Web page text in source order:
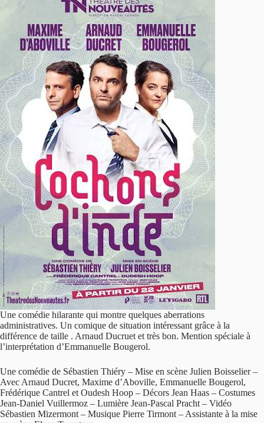
Une comédie hilarante qui montre quelques aberrations
administratives. Un comique de situation intéressant grâce à la
différence de taille . Arnaud Ducruet et très bon. Mention spéciale à
l’interprétation d’Emmanuelle Bougerol.
Une comédie de Sébastien Thiéry – Mise en scène Julien Boisselier –
Avec Arnaud Ducret, Maxime d’Aboville, Emmanuelle Bougerol,
Frédérique Cantrel et Oudesh Hoop – Décors Jean Haas – Costumes
Jean-Daniel Vuillermoz – Lumière Jean-Pascal Pracht – Vidéo
Sébastien Mizermont – Musique Pierre Tirmont – Assistante à la mise